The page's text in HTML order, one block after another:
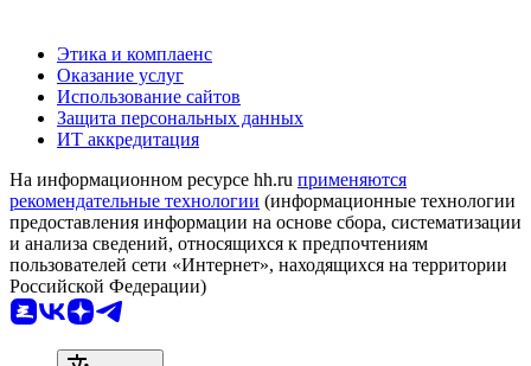
Этика и комплаенс
Оказание услуг
Использование сайтов
Защита персональных данных
ИТ аккредитация
На информационном ресурсе hh.ru применяются
рекомендательные технологии (информационные технологии
предоставления информации на основе сбора, систематизации
и анализа сведений, относящихся к предпочтениям
пользователей сети «Интернет», находящихся на территории
Российской Федерации)